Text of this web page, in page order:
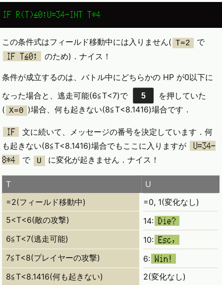
IF R(T)≦0;U=34-INT T*4
この条件式はフィールド移動中には入りません( T=2 で
IF T≦0; のため)．ナイス！
条件が成立するのは、バトル中にどちらかの HP が0以下に
なった場合と、逃走可能(6≦T<7)で
5
を押していた
( X=0 )場合、何も起きない(8≦T<8.1416)場合です．
IF
文に続いて、メッセージの番号を決定しています．何
も起きない(8≦T<8.1416)場合でもここに入りますが
U=34-
8*4
で U に変化が起きません．ナイス！
T
U
=2(フィールド移動中)
=0, 1(変化なし)
5<T<6(敵の攻撃)
14: Die?
6≦T<7(逃走可能) 10: Esc,
7≦T<8(プレイヤーの攻撃) 6: Win!
8≦T<8.1416(何も起きない) 2(変化なし)